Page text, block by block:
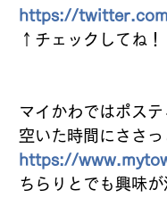
https://
↑チェックしてね
マイかわではポス
空いた時間にささ
https://
ちらりとでも興味